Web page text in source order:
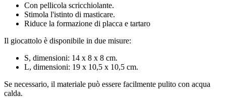
Con pellicola scricchiolante.
Stimola l'istinto di masticare.
Riduce la formazione di placca e tartaro
Il giocattolo è disponibile in due misure:
S, dimensioni: 14 x 8 x 8 cm.
L, dimensioni: 19 x 10,5 x 10,5 cm.
Se necessario, il materiale può essere facilmente pulito con acqua
calda.